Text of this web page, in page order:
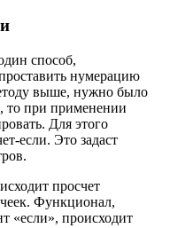
способ,
нумерацию
выше, нужно было
то при применении
Для этого
если. Это задаст
просчет
Функционал,
«если», происходит